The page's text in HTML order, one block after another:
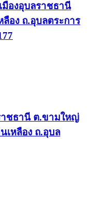
องอุบลราชธานี
อง ถ.อุบลตระการ
าชธานี ต.ขามใหญ่
เหลือง ถ.อุบล